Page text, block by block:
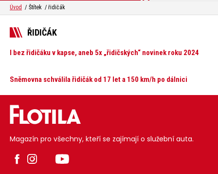
Úvod Štítek řidičák
ŘIDIČÁK
I bez řidičáku v kapse, aneb 5x „řidičských“ novinek roku 2024
Sněmovna schválila řidičák od 17 let a 150 km/h po dálnici
Magazín pro všechny, kteří se zajímají o služební auta.